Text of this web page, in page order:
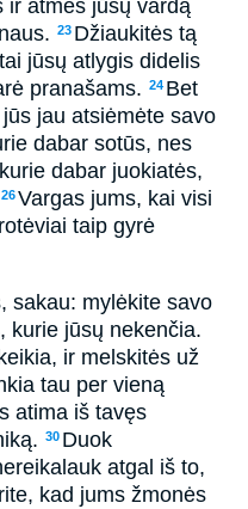
ir atmes jūsų vardą
23 Džiaukitės tą
jūsų atlygis didelis
pranašams. 24 Bet
jau atsiėmėte savo
dabar sotūs, nes
dabar juokiatės,
26Vargas jums, kai visi
taip gyrė
sakau: mylėkite savo
kurie jūsų nekenčia.
ir melskitės už
tau per vieną
atima iš tavęs
30 Duok
atgal iš to,
kad jums žmonės